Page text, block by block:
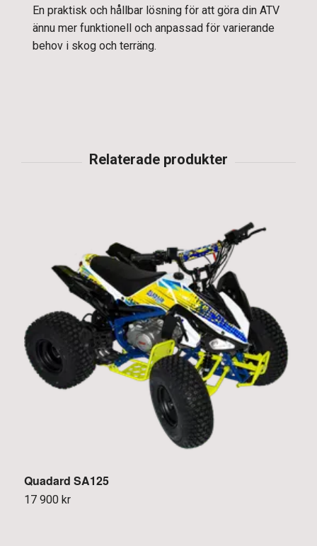
En praktisk och hållbar lösning för att göra din ATV
ännu mer funktionell och anpassad för varierande
behov i skog och terräng.
Quadard SA125
17 900 kr